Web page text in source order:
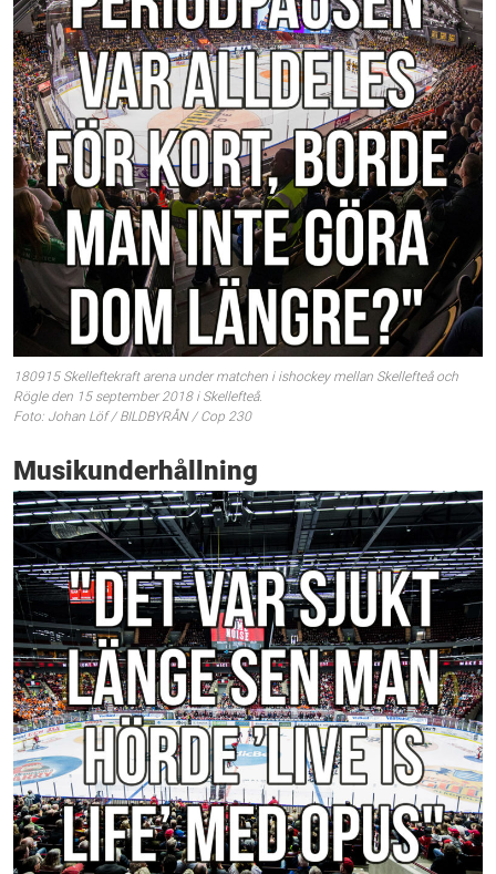
180915 Skelleftekraft arena under matchen i ishockey mellan Skellefteå och
Rögle den 15 september 2018 i Skellefteå.
Foto: Johan Löf / BILDBYRÅN / Cop 230
Musikunderhållning